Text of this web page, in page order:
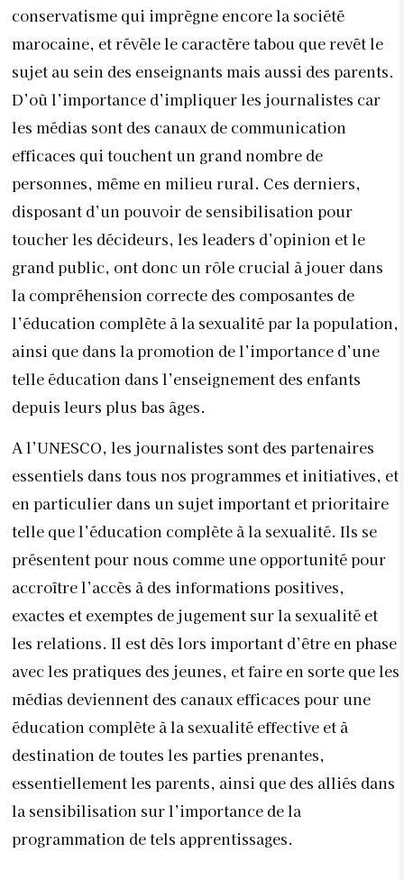
conservatisme qui imprègne encore la société
marocaine, et révèle le caractère tabou que revêt le
sujet au sein des enseignants mais aussi des parents.
D’où l’importance d’impliquer les journalistes car
les médias sont des canaux de communication
efficaces qui touchent un grand nombre de
personnes, même en milieu rural. Ces derniers,
disposant d’un pouvoir de sensibilisation pour
toucher les décideurs, les leaders d’opinion et le
grand public, ont donc un rôle crucial à jouer dans
la compréhension correcte des composantes de
l’éducation complète à la sexualité par la population,
ainsi que dans la promotion de l’importance d’une
telle éducation dans l’enseignement des enfants
depuis leurs plus bas âges.
A l’UNESCO, les journalistes sont des partenaires
essentiels dans tous nos programmes et initiatives, et
en particulier dans un sujet important et prioritaire
telle que l’éducation complète à la sexualité. Ils se
présentent pour nous comme une opportunité pour
accroître l’accès à des informations positives,
exactes et exemptes de jugement sur la sexualité et
les relations. Il est dès lors important d’être en phase
avec les pratiques des jeunes, et faire en sorte que les
médias deviennent des canaux efficaces pour une
éducation complète à la sexualité effective et à
destination de toutes les parties prenantes,
essentiellement les parents, ainsi que des alliés dans
la sensibilisation sur l’importance de la
programmation de tels apprentissages.